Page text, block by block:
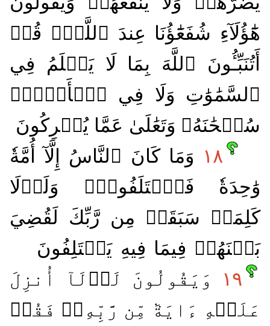
هَٰٓؤُلَآءِ شُفَعَٰٓؤُنَا عِندَ ٱللَّهِۚ قُلۡ
أَتُنَبِّـُٔونَ ٱللَّهَ بِمَا لَا يَعۡلَمُ فِي
ٱلسَّمَٰوَٰتِ وَلَا فِي ٱلۡأَرۡضِۚ
سُبۡحَٰنَهُۥ وَتَعَٰلَىٰ عَمَّا يُشۡرِكُونَ
١٨ وَمَا كَانَ ٱلنَّاسُ إِلَّآ أُمَّةٗ
وَٰحِدَةٗ فَٱخۡتَلَفُواْۚ وَلَوۡلَا
كَلِمَةٞ سَبَقَتۡ مِن رَّبِّكَ لَقُضِيَ
بَيۡنَهُمۡ فِيمَا فِيهِ يَخۡتَلِفُونَ
١٩
وَيَقُولُونَ لَوۡلَآ أُنزِلَ
عَلَيۡهِ ءَايَةٞ مِّن رَّبِّهِۦۖ فَقُلۡ